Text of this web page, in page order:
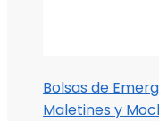
Bolsas de
Maletines y